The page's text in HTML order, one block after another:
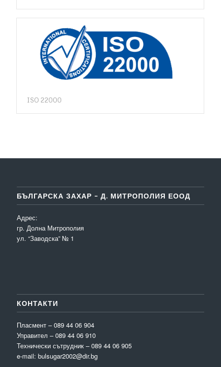
ISO 22000
БЪЛГАРСКА ЗАХАР – Д. МИТРОПОЛИЯ ЕООД
Адрес:
гр. Долна Митрополия
ул. “Заводска” № 1
КОНТАКТИ
Пласмент – 089 44 06 904
Управител – 089 44 06 910
Технически сътрудник – 089 44 06 905
e-mail: bulsugar2002@dir.bg